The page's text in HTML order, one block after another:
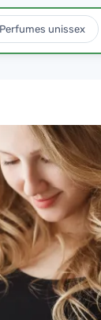
Perfumes unissex